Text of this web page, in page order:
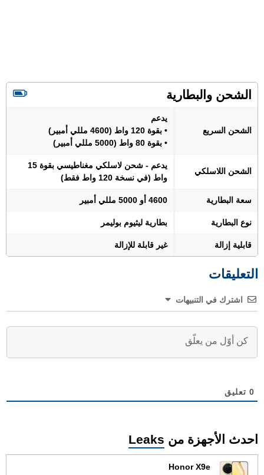
الشحن والبطارية
الشحن السريع
يدعم
• بقوة 120 واط (4600 مللي أمبير)
• بقوة 80 واط (5000 مللي أمبير)
الشحن اللاسلكي
يدعم - شحن لاسلكي مغناطيسي بقوة 15
واط (في نسخة 120 واط فقط)
سعة البطارية 4600 أو 5000 مللي أمبير
نوع البطارية بطارية ليثيوم بوليمر
قابلية إزالة غير قابلة للإزالة
التعليقات
اشترك في التنبيهات
0 تعليق
احدث الأجهزة من Leaks
Honor X9e